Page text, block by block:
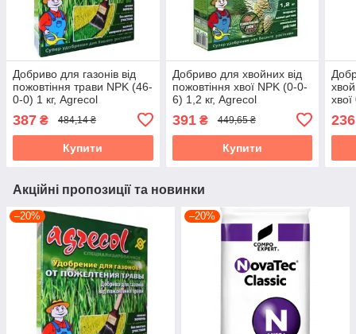
Добриво для газонів від
пожовтіння трави NPK (46-
0-0) 1 кг, Agrecol
387 ₴ 484,14 ₴
Купити
Добриво для хвойних від
пожовтіння хвої NPK (0-0-
6) 1,2 кг, Agrecol
391₴ 449,65 ₴
Купити
236
Акційні пропозиції та новинки
–20% –20%